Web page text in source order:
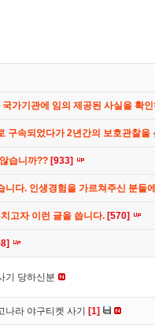
가기관에 임의 제공된 사실을 확
구속되었다가 2년간의 보호관찰을
습니까?? [933]
니다. 인생경험을 가르쳐주신 분들
고자 이런 글을 씁니다. [570]
기 당하신분
나라 야구티켓 사기 [1]